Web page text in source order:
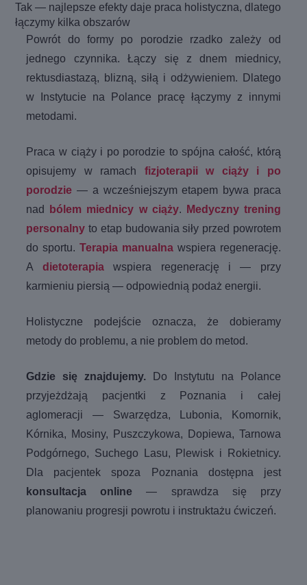
Tak — najlepsze efekty daje praca holistyczna, dlatego
łączymy kilka obszarów
Powrót do formy po porodzie rzadko zależy od
jednego czynnika. Łączy się z dnem miednicy,
rektusdiastazą, blizną, siłą i odżywieniem. Dlatego
w Instytucie na Polance pracę łączymy z innymi
metodami.
Praca w ciąży i po porodzie to spójna całość, którą
opisujemy w ramach fizjoterapii w ciąży i po
porodzie — a wcześniejszym etapem bywa praca
nad
bólem miednicy w ciąży.
Medyczny trening
personalny to etap budowania siły przed powrotem
do sportu.Terapia manualnawspiera regenerację.
A dietoterapiawspiera regenerację i — przy
karmieniu piersią — odpowiednią podaż energii.
Holistyczne podejście oznacza, że dobieramy
metody do problemu, a nie problem do metod.
Gdzie się znajdujemy. Do Instytutu na Polance
przyjeżdżają pacjentki z Poznania i całej
aglomeracji — Swarzędza, Lubonia, Komornik,
Kórnika, Mosiny, Puszczykowa, Dopiewa, Tarnowa
Podgórnego, Suchego Lasu, Plewisk i Rokietnicy.
Dla pacjentek spoza Poznania dostępna jest
konsultacja online — sprawdza się przy
planowaniu progresji powrotu i instruktażu ćwiczeń.